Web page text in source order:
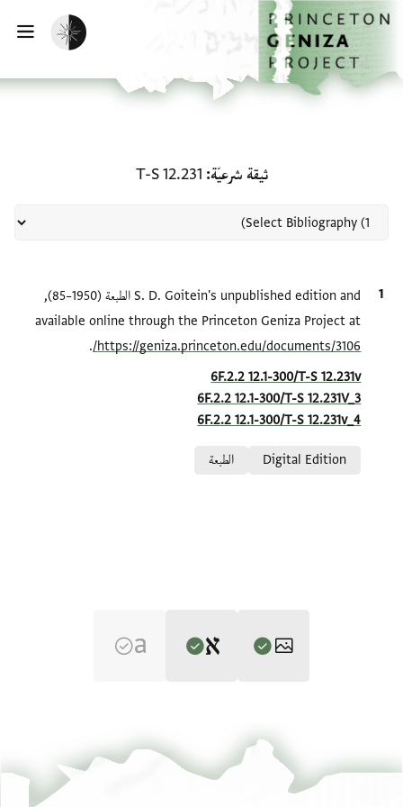
إلى المحتوى الرئيسي
الرئيسية
تفعيل الوضع المظلم
ثيقة شرعيّة T-S 12.231
الاقتباس المرجعي
S. D. Goitein's unpublished edition and الطبعة (1950–85),
available online through the Princeton Geniza Project at
https://geniza.princeton.edu/documents/3106/
.
Location in source
6F.2.2 12.1-300/T-S 12.231v
6F.2.2 12.1-300/T-S 12.231V_3
6F.2.2 12.1-300/T-S 12.231v_4
Digital Edition
الطبعة
S. D. Goitein's unpublished edition (1950–85).
T-S 12.231 1r